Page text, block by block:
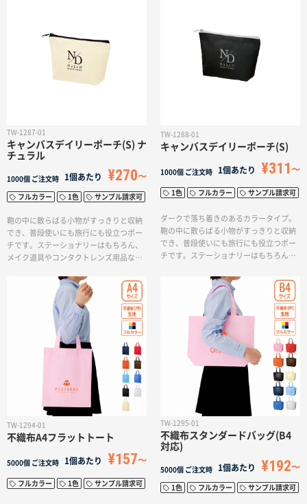
TW-1287-01
キャンバスデイリーポーチ(S) ナ
チュラル
1000個 ご注文時 1個あたり ¥270
フルカラー 1色 サンプル請求可
鞄の中に散らばる小物がすっきりと収納
でき、普段使いにも旅行にも役立つポー
チです。ステーショナリーはもちろん、
メイク道具やコンタクトレンズ用品など
色・フルカラーでオリジナルデザインを
入れられるため、購入特典ノベルティや
イベントグッズの販売用としておすすめ
TW-1288-01
キャンバスデイリーポーチ(S)
1000個 ご注文時 1個あたり ¥311
1色 フルカラー サンプル請求可
ダークで落ち着きのあるカラータイプ。
鞄の中に散らばる小物がすっきりと収納
でき、普段使いにも旅行にも役立つポー
チです。ステーショナリーはもちろん、
も収納し、持ち歩くことができます。単
色・フルカラーでオリジナルデザインを
入れられるため、購入特典ノベルティや
イベントグッズの販売用としておすすめ
TW-1294-01
不織布A4フラットトート
5000個 ご注文時 1個あたり ¥157
フルカラー 1色 サンプル請求可
TW-1295-01
不織布スタンダードバッグ(B4
対応)
5000個 ご注文時 1個あたり ¥192
1色 フルカラー サンプル請求可